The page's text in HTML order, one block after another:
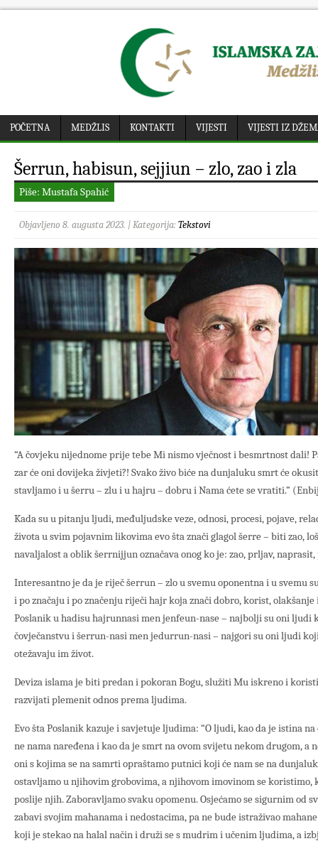
POČETNA MEDŽLIS KONTAKTI VIJESTI VIJESTI IZ
Šerrun, habisun, sejjiun – zlo, zao i zla
Piše: Mustafa Spahić
Objavljeno 8. augusta 2023. | Kategorija: Tekstovi
“A čovjeku nijednome prije tebe Mi nismo vječnost i besmrtnost dali!
zar će oni dovijeka živjeti?! Svako živo biće na dunjaluku smrt će
stavljamo i u šerru – zlu i u hajru – dobru i Nama ćete se vratiti.”
Kada su u pitanju ljudi, međuljudske veze, odnosi, procesi, pojave,
života u svim pojavnim likovima evo šta znači glagol šerre – biti zao,
navaljalost a oblik šerrnijjun označava onog ko je: zao, prljav,
Interesantno je da je riječ šerrun – zlo u svemu oponentna i u svemu
i po značaju i po značenju riječi hajr koja znači dobro, korist, olakšanje
Poslanik u hadisu hajrunnasi men jenfeun-nase – najbolji su oni ljudi
čovječanstvu i šerrun-nasi men jedurrun-nasi – najgori su oni ljudi
otežavaju im život.
Deviza islama je biti predan i pokoran Bogu, služiti Mu iskreno i
razvijati plemenit odnos prema ljudima.
Evo šta Poslanik kazuje i savjetuje ljudima: “O ljudi, kao da je istina
ne nama naređena i kao da je smrt na ovom svijetu nekom drugom, a
oni s kojima se na samrti opraštamo putnici koji će nam se na
ostavljamo u njihovim grobovima, a njihovom imovinom se koristimo,
poslije njih. Zaboravljamo svaku opomenu. Osjećamo se sigurnim od
zabavi svojim mahanama i nedostacima, pa ne bude istraživao
koji je stekao na halal način i druži se s mudrim i učenim ljudima, a